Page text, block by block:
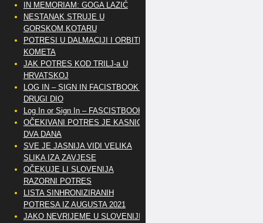
IN MEMORIAM: GOGA LAZIĆ
NESTANAK STRUJE U
GORSKOM KOTARU
POTRESI U DALMACIJI I ORBITE
KOMETA
JAK POTRES KOD TRILJ-a U
HRVATSKOJ
LOG IN – SIGN IN FACISTBOOK –
DRUGI DIO
Log In or Sign In – FASCISTBOOK
OČEKIVANI POTRES JE KASNIO
DVA DANA
SVE JE JASNIJA VIDI VELIKA
SLIKA IZA ZAVJESE
OČEKUJE LI SLOVENIJA
RAZORNI POTRES
LISTA SINHRONIZIRANIH
POTRESA IZ AUGUSTA 2021
JAKO NEVRIJEME U SLOVENIJI